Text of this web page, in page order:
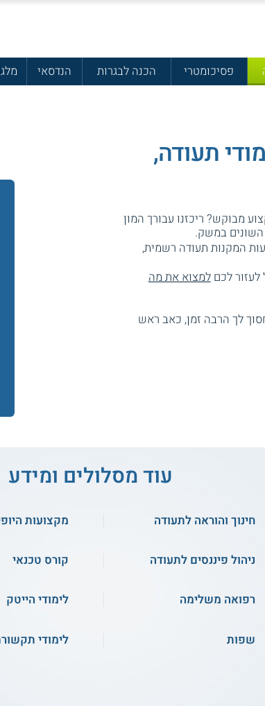
פסיכומטרי הכנה לבגרות הנדסאי
תעודה,
מבוקש? ריכזנו עבורך המון
השונים במשק.
המקנות תעודה רשמית,
לעזור לכםלמצוא את מה
לך הרבה זמן, כאב ראש
עוד מסלולים ומידע
חינוך והוראה לתעודה מקצועות
ניהול פיננסים לתעודה קורס טכנאי
רפואה משלימה לימודי הייטק
שפות לימודי